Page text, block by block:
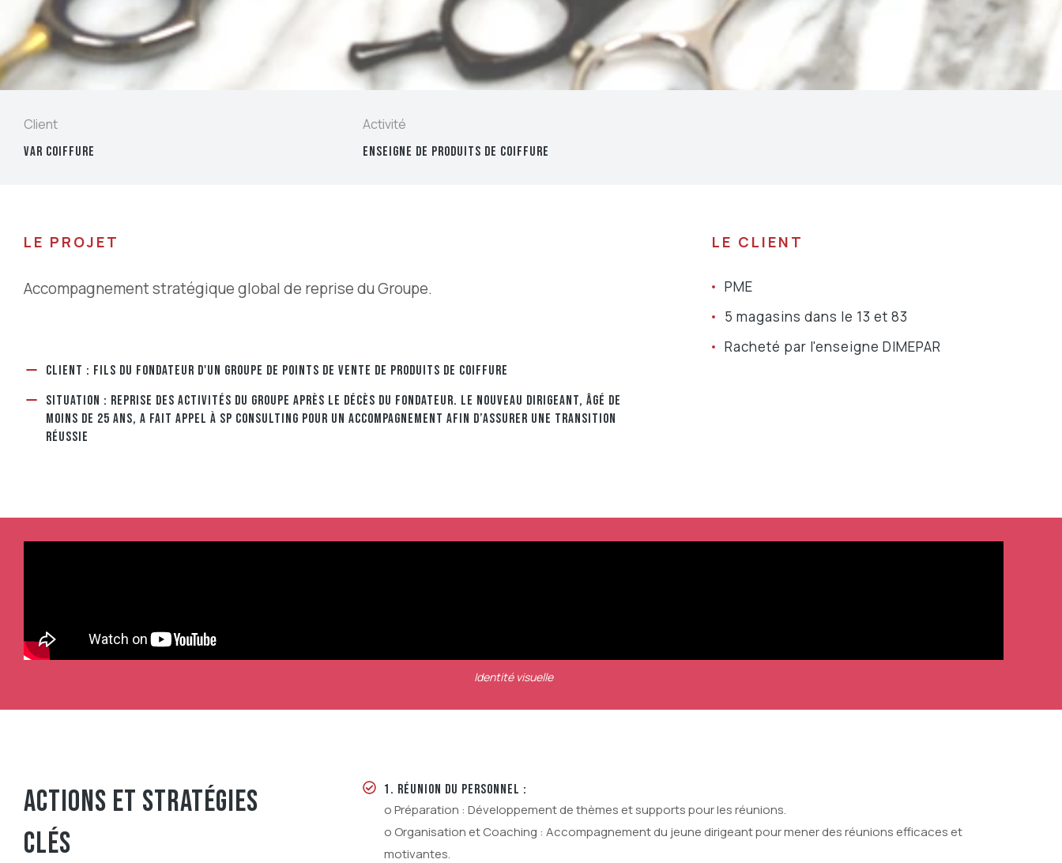
Client
VAR COIFFURE
Activité
ENSEIGNE DE PRODUITS DE COIFFURE
LE PROJET
Accompagnement stratégique global de reprise du Groupe.
CLIENT : FILS DU FONDATEUR D'UN GROUPE DE POINTS DE VENTE DE PRODUITS DE COIFFURE
SITUATION : REPRISE DES ACTIVITÉS DU GROUPE APRÈS LE DÉCÈS DU FONDATEUR. LE NOUVEAU DIRIGEANT, ÂGÉ DE
MOINS DE 25 ANS, A FAIT APPEL À SP CONSULTING POUR UN ACCOMPAGNEMENT AFIN D’ASSURER UNE TRANSITION
RÉUSSIE
LE CLIENT
PME
5 magasins dans le 13 et 83
Racheté par l'enseigne DIMEPAR
Identité visuelle
ACTIONS ET STRATÉGIES
CLÉS
1. RÉUNION DU PERSONNEL :
o Préparation : Développement de thèmes et supports pour les réunions.
o Organisation et Coaching : Accompagnement du jeune dirigeant pour mener des réunions efficaces et
motivantes.